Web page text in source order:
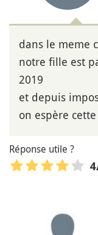
dans le meme
notre fille est
2019
et depuis
on espère
Réponse utile ?
4